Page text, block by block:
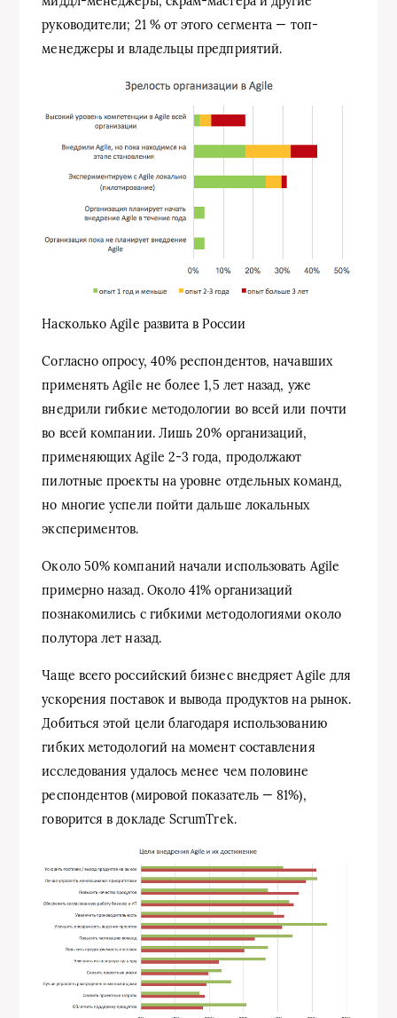
руководители; 21 % от этого сегмента — топ-
менеджеры и владельцы предприятий.
Насколько Agile развита в России
Согласно опросу, 40% респондентов, начавших
применять Agile не более 1,5 лет назад, уже
внедрили гибкие методологии во всей или почти
во всей компании. Лишь 20% организаций,
применяющих Agile 2-3 года, продолжают
пилотные проекты на уровне отдельных команд,
но многие успели пойти дальше локальных
экспериментов.
Около 50% компаний начали использовать Agile
примерно назад. Около 41% организаций
познакомились с гибкими методологиями около
полутора лет назад.
Чаще всего российский бизнес внедряет Agile для
ускорения поставок и вывода продуктов на рынок.
Добиться этой цели благодаря использованию
гибких методологий на момент составления
исследования удалось менее чем половине
респондентов (мировой показатель — 81%),
говорится в докладе ScrumTrek.